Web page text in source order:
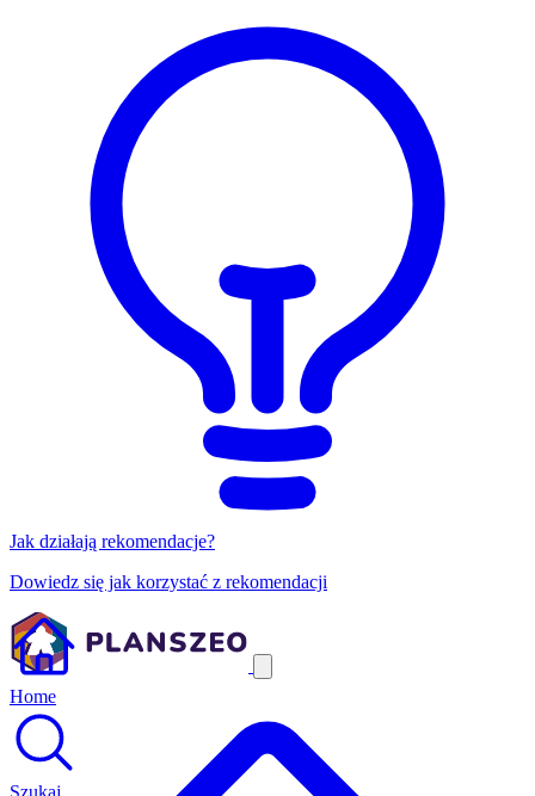
Jak działają rekomendacje?
Dowiedz się jak korzystać z rekomendacji
Home
Szukaj